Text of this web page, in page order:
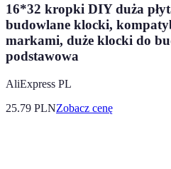
16*32 kropki DIY duża
budowlane klocki,
markami, duże klocki do
podstawowa
AliExpress PL
25.79 PLNZobacz cenę